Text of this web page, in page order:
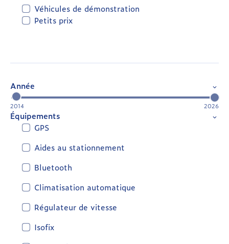
Véhicules de démonstration
Petits prix
Année
2014 2026
Équipements
GPS
Aides au stationnement
Bluetooth
Climatisation automatique
Régulateur de vitesse
Isofix